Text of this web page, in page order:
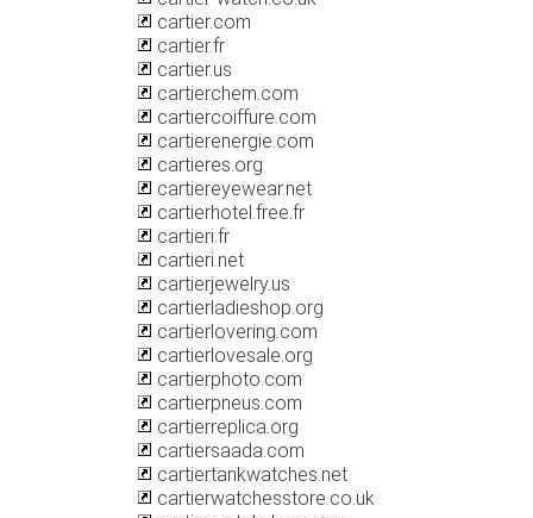
cartier.com
cartier.fr
cartier.us
cartierchem.com
cartiercoiffure.com
cartierenergie.com
cartieres.org
cartiereyewear.net
cartierhotel.free.fr
cartieri.fr
cartieri.net
cartierjewelry.us
cartierladieshop.org
cartierlovering.com
cartierlovesale.org
cartierphoto.com
cartierpneus.com
cartierreplica.org
cartiersaada.com
cartiertankwatches.net
cartierwatchesstore.co.uk